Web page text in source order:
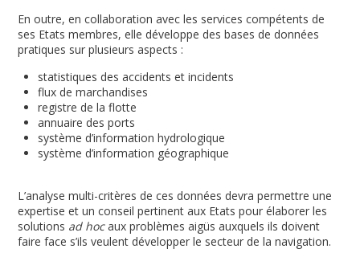
En outre, en collaboration avec les services compétents de
ses Etats membres, elle développe des bases de données
pratiques sur plusieurs aspects :
statistiques des accidents et incidents
flux de marchandises
registre de la flotte
annuaire des ports
système d’information hydrologique
système d’information géographique
L’analyse multi-critères de ces données devra permettre une
expertise et un conseil pertinent aux Etats pour élaborer les
solutions ad hocaux problèmes aigüs auxquels ils doivent
faire face s’ils veulent développer le secteur de la navigation.